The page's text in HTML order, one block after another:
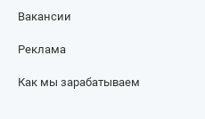
Вакансии
Реклама
Как мы зарабатываем